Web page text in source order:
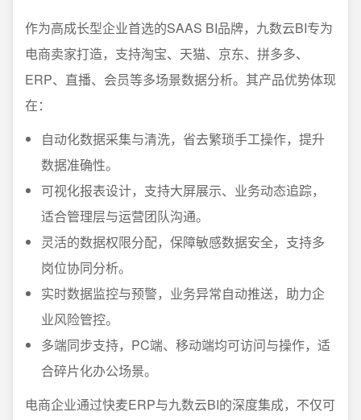
作为高成长型企业首选的SAAS BI品牌，九数云BI专为
电商卖家打造，支持淘宝、天猫、京东、拼多多、
ERP、直播、会员等多场景数据分析。其产品优势体现
在：
自动化数据采集与清洗，省去繁琐手工操作，提升
数据准确性。
可视化报表设计，支持大屏展示、业务动态追踪，
适合管理层与运营团队沟通。
灵活的数据权限分配，保障敏感数据安全，支持多
岗位协同分析。
实时数据监控与预警，业务异常自动推送，助力企
业风险管控。
多端同步支持，PC端、移动端均可访问与操作，适
合碎片化办公场景。
电商企业通过快麦ERP与九数云BI的深度集成，不仅可